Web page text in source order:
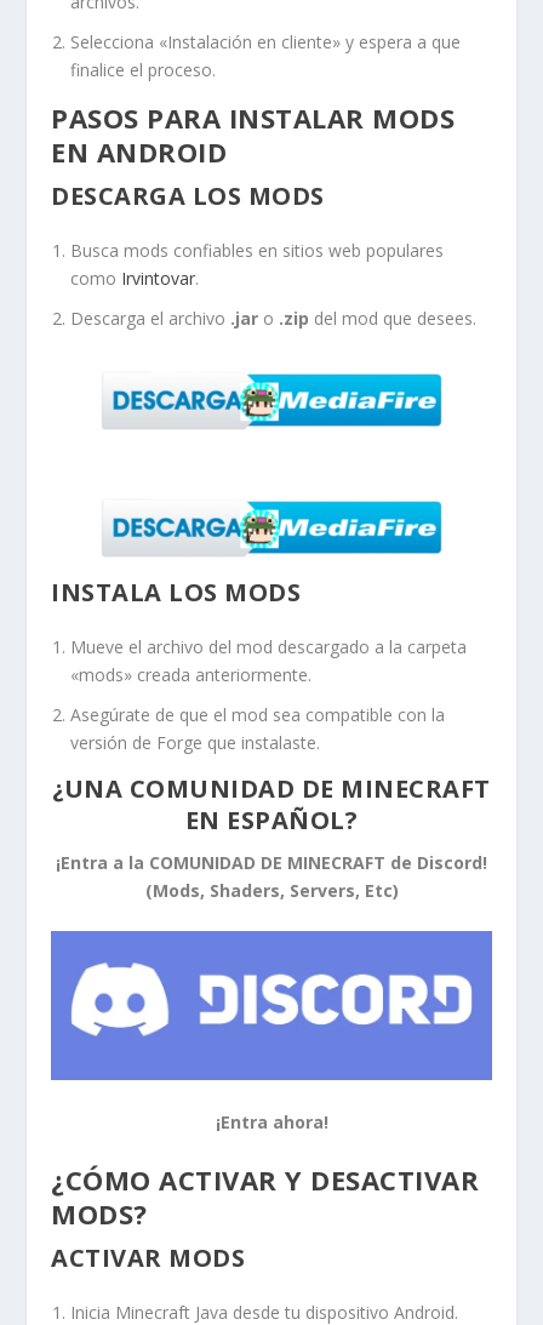
Selecciona «Instalación en cliente» y espera a que
finalice el proceso.
PASOS PARA INSTALAR MODS
EN ANDROID
DESCARGA LOS MODS
Busca mods confiables en sitios web populares
como Irvintovar.
Descarga el archivo .jar o .zip del mod que desees.
INSTALA LOS MODS
Mueve el archivo del mod descargado a la carpeta
«mods» creada anteriormente.
Asegúrate de que el mod sea compatible con la
versión de Forge que instalaste.
¿UNA COMUNIDAD DE MINECRAFT
EN ESPAÑOL?
¡Entra a la COMUNIDAD DE MINECRAFT de Discord!
(Mods, Shaders, Servers, Etc)
¡Entra ahora!
¿CÓMO ACTIVAR Y DESACTIVAR
MODS?
ACTIVAR MODS
Inicia Minecraft Java desde tu dispositivo Android.